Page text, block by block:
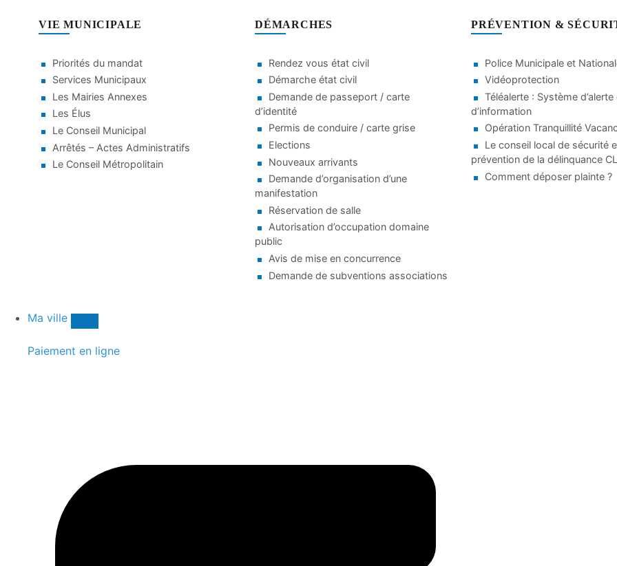
VIE MUNICIPALE
Priorités du mandat
Services Municipaux
Les Mairies Annexes
Les Élus
Le Conseil Municipal
Arrêtés – Actes Administratifs
Le Conseil Métropolitain
DÉMARCHES
Rendez vous état civil
Démarche état civil
Demande de passeport / carte
d’identité
Permis de conduire / carte grise
Elections
Nouveaux arrivants
Demande d’organisation d’une
manifestation
Réservation de salle
Autorisation d’occupation domaine
public
Avis de mise en concurrence
Demande de subventions associations
PRÉVENTION &
Police Municipale et
Vidéoprotection
Téléalerte : Système d’alerte
d’information
Opération Tranquillité
Le conseil local de sécurité
prévention de la délinquance
Comment déposer plainte ?
Ma ville
Paiement en ligne